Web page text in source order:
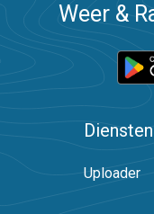
Weer &
Diensten
Uploader